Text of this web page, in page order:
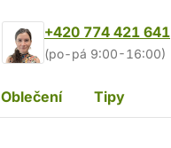
+420 774 421 641
(po-pá 9:00-16:00)
Oblečení Tipy